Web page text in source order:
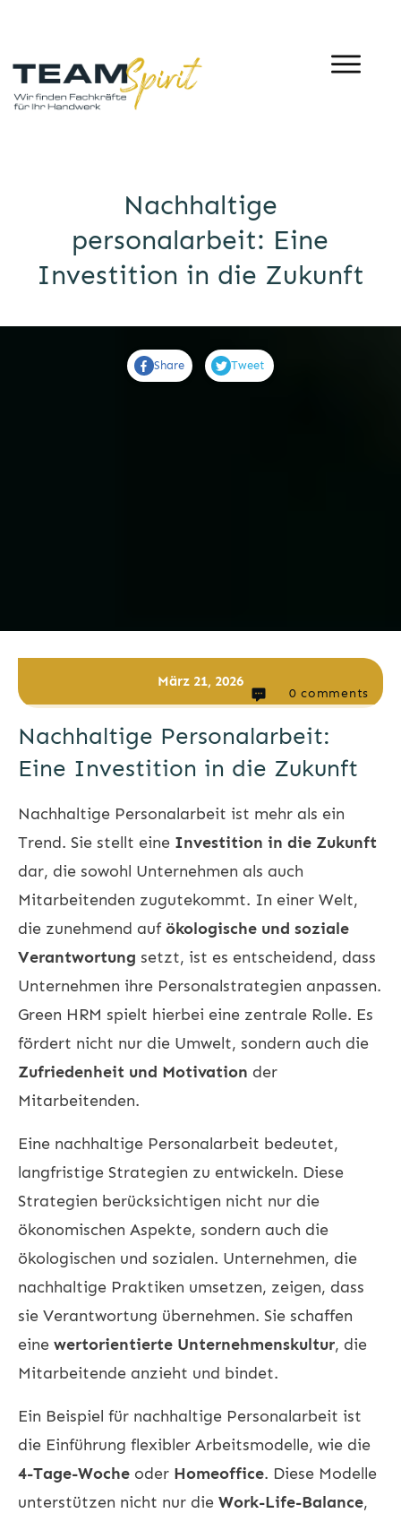
Nachhaltige
personalarbeit: Eine
Investition in die Zukunft
Share Tweet
März 21, 2026
0 comments
Nachhaltige Personalarbeit:
Eine Investition in die Zukunft
Nachhaltige Personalarbeit ist mehr als ein
Trend. Sie stellt eine Investition in die Zukunft
dar, die sowohl Unternehmen als auch
Mitarbeitenden zugutekommt. In einer Welt,
die zunehmend aufökologische und soziale
Verantwortung setzt, ist es entscheidend, dass
Unternehmen ihre Personalstrategien anpassen.
Green HRM spielt hierbei eine zentrale Rolle. Es
fördert nicht nur die Umwelt, sondern auch die
Zufriedenheit und Motivation der
Mitarbeitenden.
Eine nachhaltige Personalarbeit bedeutet,
langfristige Strategien zu entwickeln. Diese
Strategien berücksichtigen nicht nur die
ökonomischen Aspekte, sondern auch die
ökologischen und sozialen. Unternehmen, die
nachhaltige Praktiken umsetzen, zeigen, dass
sie Verantwortung übernehmen. Sie schaffen
eine wertorientierte Unternehmenskultur, die
Mitarbeitende anzieht und bindet.
Ein Beispiel für nachhaltige Personalarbeit ist
die Einführung flexibler Arbeitsmodelle, wie die
4-Tage-Woche oder Homeoffice. Diese Modelle
unterstützen nicht nur die Work-Life-Balance,